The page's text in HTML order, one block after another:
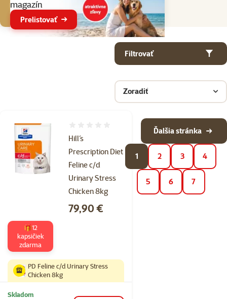
magazín
Prelistovať
Filtrovať
Zoradiť
Produkty v kategorii Veterinárne diéty pre mačky
Hill´s
Prescription Diet
Feline c/d
Urinary Stress
Chicken 8kg
Cena
79,90 €
🎁12
kapsičiek
zdarma
PD Feline c/d Urinary Stress
Chicken 8kg
Skladom
1 2 3 4
5 6 7
Ďalšia stránka